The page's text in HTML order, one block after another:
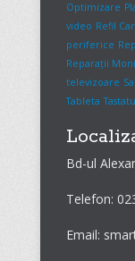
Optimizare
video Refil
periferice
Reparații
televizoare
Tableta
Bd-ul
Telefon:
Email: